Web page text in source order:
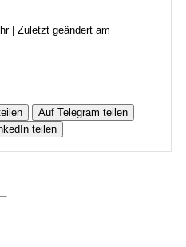
| Zuletzt geändert am
Auf Telegram teilen
teilen